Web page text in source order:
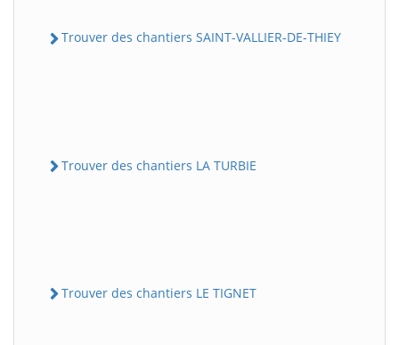
Trouver des chantiers SAINT-VALLIER-DE-THIEY
Trouver des chantiers LA TURBIE
Trouver des chantiers LE TIGNET